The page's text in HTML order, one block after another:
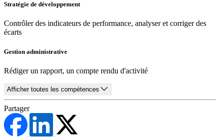
Stratégie de développement
Contrôler des indicateurs de performance, analyser et corriger des
écarts
Gestion administrative
Rédiger un rapport, un compte rendu d'activité
Afficher toutes les compétences
Partager